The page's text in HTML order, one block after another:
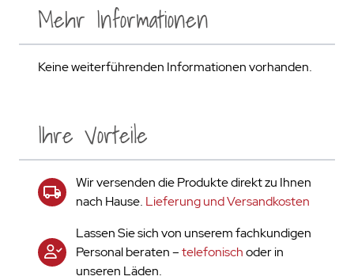
Ihre Vorteile
Wir versenden die Produkte direkt zu Ihnen
nach Hause. Lieferung und Versandkosten
Lassen Sie sich von unserem fachkundigen
Personal beraten –telefonischoder in
unseren Läden.
Mehr Informationen
Keine weiterführenden Informationen vorhanden.